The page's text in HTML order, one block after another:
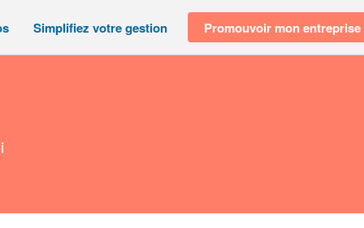
Simplifiez votre gestion Promouvoir mon entreprise